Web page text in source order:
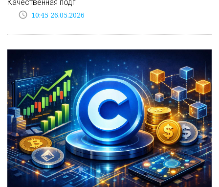
Качественная подг
access_time 10:45 26.05.2026